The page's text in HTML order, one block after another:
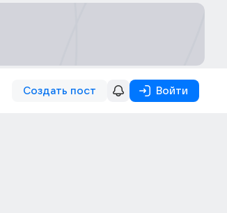
Создать пост Войти